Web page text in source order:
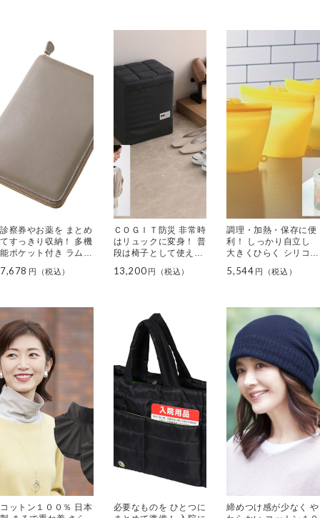
診察券やお薬を まとめ
てすっきり収納！ 多機
能ポケット付き ラムレ
7,678
ＣＯＧＩＴ防災 非常時
はリュックに変身！ 普
段は椅子として使える
13,200
調理・加熱・保存に便
利！ しっかり自立し
大きくひらく シリコン
ト
5,544
コットン１００％ 日本
必要なものを ひとつに
締めつけ感が少なく や